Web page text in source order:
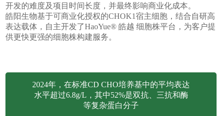
开发的难度及项目时间长度，并最终影响商业化成本。
皓阳生物基于可商业化授权的CHOK1宿主细胞，结合自研高
表达载体，自主开发了HaoYue® 皓越 细胞株平台，为客户提
供更快更强的细胞株构建服务。
2024年，在标准CD CHO培养基中的平均表达
水平超过6.8g/L，其中52%是双抗、三抗和酶
等复杂蛋白分子